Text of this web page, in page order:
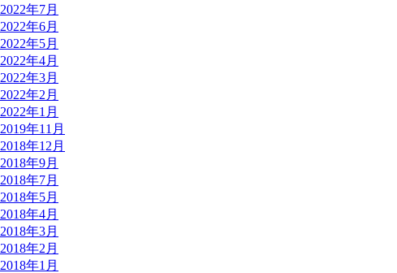
2022年7月
2022年6月
2022年5月
2022年4月
2022年3月
2022年2月
2022年1月
2019年11月
2018年12月
2018年9月
2018年7月
2018年5月
2018年4月
2018年3月
2018年2月
2018年1月